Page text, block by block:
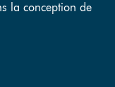
la conception de